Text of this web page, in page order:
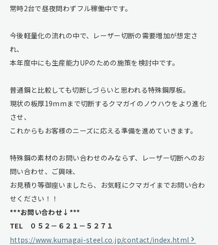
常時2台で昼夜問わずフル稼働中です。
今後軽量化の流れの中で、レーザー切断の需要増加が想定さ
れ、
本年度中にも生産能力UPのための施策を検討中です。
普通鋼と比較しても切断しづらいと思われる特殊鋼厚板。
現状の板厚19mmまで切断するクマガイのノウハウをより進化
させ、
これからもお客様のニーズに応える準備を進めていきます。
特殊鋼の素材のお問い合わせのみならず、レーザー切断へのお
問い合わせ、ご興味、
お見積り等御座いましたら、お気軽にクマガイまでお問い合わ
せください！！
***お問い合わせ↓***
TEL ０５２－６２１－５２７１
https://www.kumagai-steel.co.jp/contact/index.html